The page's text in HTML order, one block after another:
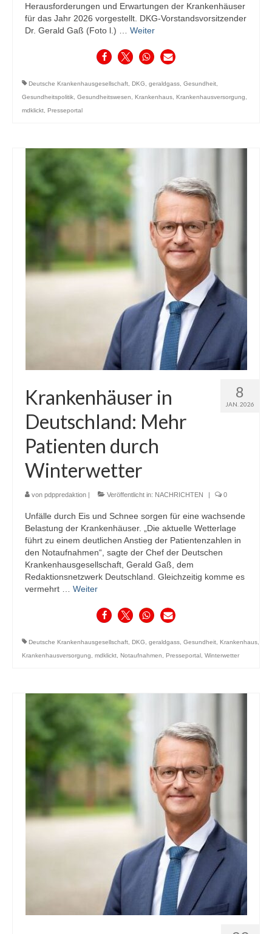
Herausforderungen und Erwartungen der Krankenhäuser
für das Jahr 2026 vorgestellt. DKG-Vorstandsvorsitzender
Dr. Gerald Gaß (Foto l.) … Weiter
Deutsche Krankenhausgesellschaft, DKG, geraldgass, Gesundheit,
Gesundheitspolitik, Gesundheitswesen, Krankenhaus, Krankenhausversorgung,
mdklickt, Presseportal
8
JAN. 2026
Krankenhäuser in
Deutschland: Mehr
Patienten durch
Winterwetter
von pdppredaktion Veröffentlicht in: NACHRICHTEN 0
Unfälle durch Eis und Schnee sorgen für eine wachsende
Belastung der Krankenhäuser. „Die aktuelle Wetterlage
führt zu einem deutlichen Anstieg der Patientenzahlen in
den Notaufnahmen“, sagte der Chef der Deutschen
Krankenhausgesellschaft, Gerald Gaß, dem
Redaktionsnetzwerk Deutschland. Gleichzeitig komme es
vermehrt … Weiter
Deutsche Krankenhausgesellschaft, DKG, geraldgass, Gesundheit, Krankenhaus,
Krankenhausversorgung, mdklickt, Notaufnahmen, Presseportal , Winterwetter